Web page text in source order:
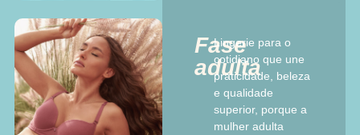
Fase
adulta
Lingerie para o
cotidiano que une
praticidade, beleza
e qualidade
superior, porque a
mulher adulta